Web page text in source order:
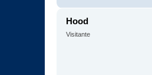
Hood
Visitante